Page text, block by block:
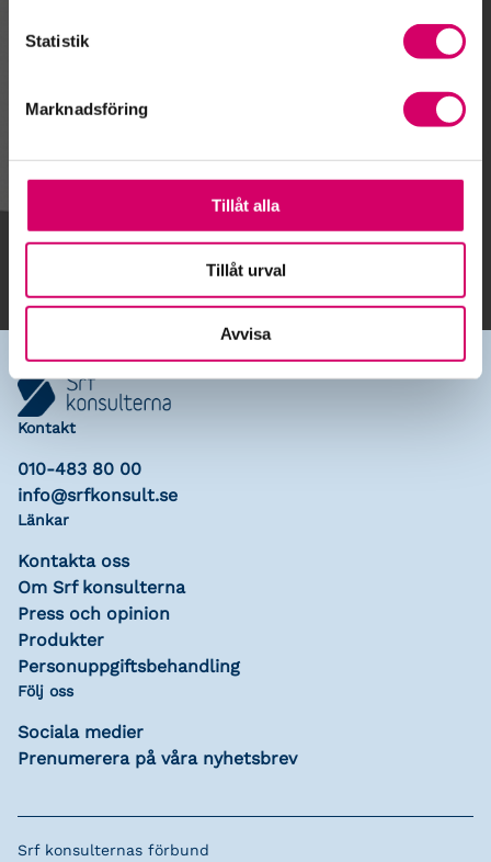
Statistik
Marknadsföring
Tillåt alla
Tillåt urval
Avvisa
Kalendarium
Lägg till i kalender
Kontakt
010-483 80 00
info@srfkonsult.se
Länkar
Kontakta oss
Om Srf konsulterna
Press och opinion
Produkter
Personuppgiftsbehandling
Följ oss
Sociala medier
Prenumerera på våra nyhetsbrev
Srf konsulternas förbund